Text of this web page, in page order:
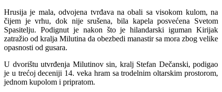
Hrusija je mala, odvojena tvrđava na obali sa visokom kulom, na
čijem je vrhu, dok nije srušena, bila kapela posvećena Svetom
Spasitelju. Podignut je nakon što je hilandarski iguman Kirijak
zatražio od kralja Milutina da obezbedi manastir sa mora zbog velike
opasnosti od gusara.
U dvorištu utvrđenja Milutinov sin, kralj Stefan Dečanski, podigao
je u trećoj deceniji 14. veka hram sa trodelnim oltarskim prostorom,
jednom kupolom i pripratom.